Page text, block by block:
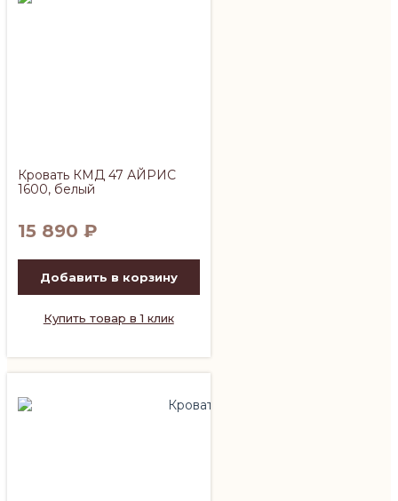
Кровать КМД 47 АЙРИС
1600, белый
15 890 ₽
Добавить в корзину
Купить товар в 1 клик